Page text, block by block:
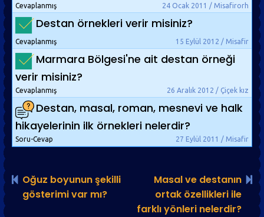
24 Ocak 2011 / Misafirorh
Cevaplanmış
Destan örnekleri verir misiniz?
15 Eylül 2012 / Misafir
Cevaplanmış
Marmara Bölgesi'ne ait destan örneği
verir misiniz?
26 Aralık 2012 / Çiçek kız
Cevaplanmış
Destan, masal, roman, mesnevi ve halk
hikayelerinin ilk örnekleri nelerdir?
27 Eylül 2011 / Misafir
Soru-Cevap
Oğuz boyunun şekilli
gösterimi var mı?
Masal ve destanın
ortak özellikleri ile
farklı yönleri nelerdir?